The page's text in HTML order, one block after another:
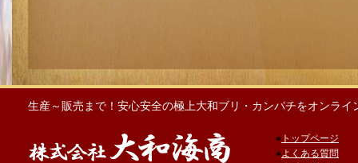
生産～販売まで！安心安全の極上大和ブリ・カンパチをオンライ
● トップページ
● よくある質問